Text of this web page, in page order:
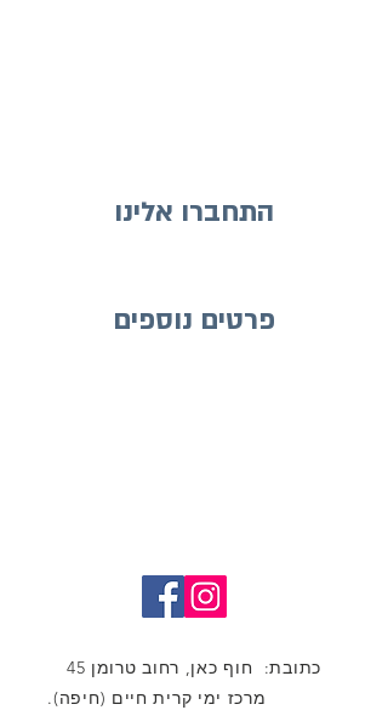
התחברו אלינו
פרטים נוספים
כתובת: חוף כאן, רחוב טרומן 45
מרכז ימי קרית חיים (חיפה).